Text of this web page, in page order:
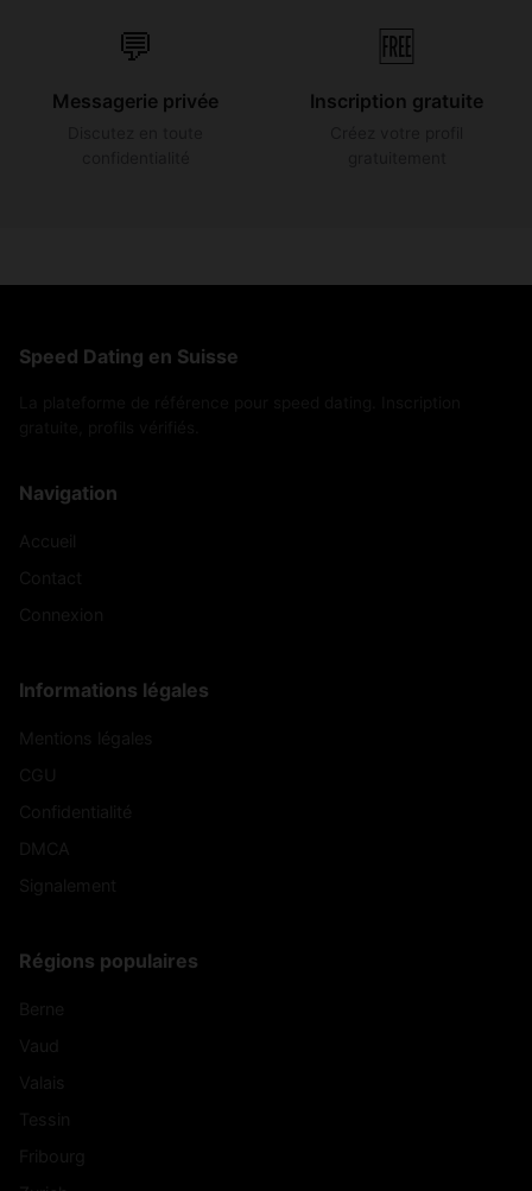
💬
Messagerie privée
🆓
Inscription gratuite
Speed Dating en Suisse
Navigation
Informations légales
Régions populaires